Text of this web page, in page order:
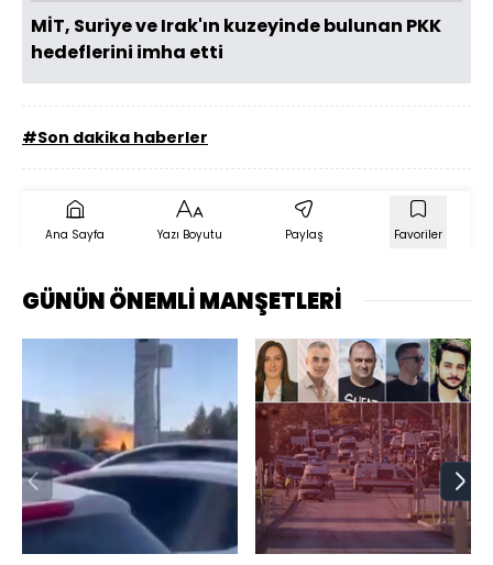
MİT, Suriye ve Irak'ın kuzeyinde bulunan PKK
hedeflerini imha etti
#Son dakika haberler
Ana Sayfa Yazı Boyutu Paylaş Favoriler
GÜNÜN ÖNEMLİ MANŞETLERİ